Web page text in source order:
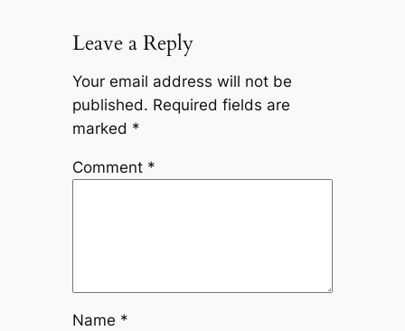
Leave a Reply
Your email address will not be
published. Required fields are
marked *
Comment *
Name *